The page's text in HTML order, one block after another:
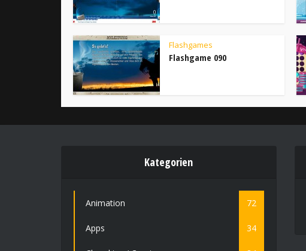
Flashgames
Flashgame 090
Kategorien
Animation 72
Apps 34